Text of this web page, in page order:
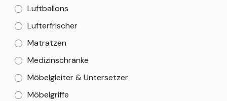
Luftballons
Lufterfrischer
Matratzen
Medizinschränke
Möbelgleiter & Untersetzer
Möbelgriffe